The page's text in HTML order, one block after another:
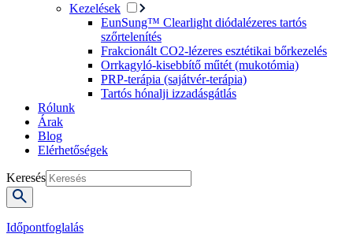
Kezelések
EunSung™ Clearlight diódalézeres tartós
szőrtelenítés
Frakcionált CO2-lézeres esztétikai bőrkezelés
Orrkagyló-kisebbítő műtét (mukotómia)
PRP-terápia (sajátvér-terápia)
Tartós hónalji izzadásgátlás
Rólunk
Árak
Blog
Elérhetőségek
Keresés
Időpontfoglalás